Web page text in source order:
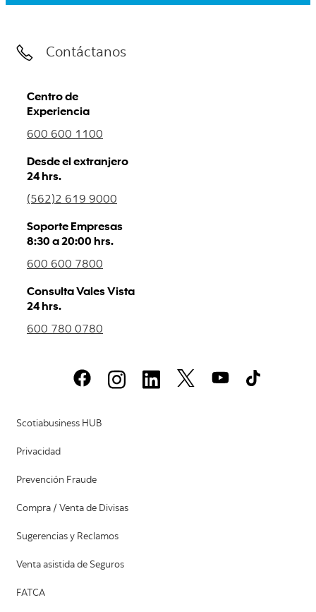
Contáctanos
Centro de
Experiencia
600 600 1100
Desde el extranjero
24 hrs.
(562)2 619 9000
Soporte Empresas
8:30 a 20:00 hrs.
600 600 7800
Consulta Vales Vista
24 hrs.
600 780 0780
Scotiabusiness HUB
Privacidad
Prevención Fraude
Compra / Venta de Divisas
Sugerencias y Reclamos
Venta asistida de Seguros
FATCA